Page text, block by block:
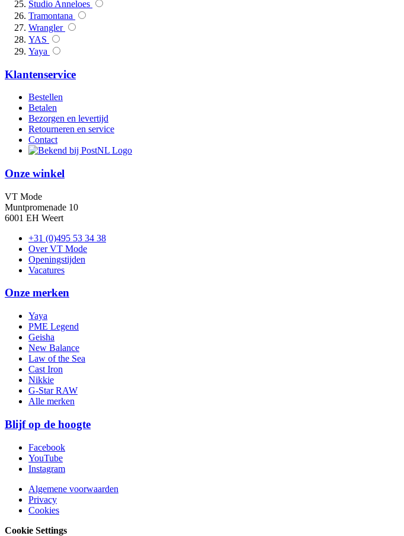
Studio Anneloes
Tramontana
Wrangler
YAS
Yaya
Klantenservice
Bestellen
Betalen
Bezorgen en levertijd
Retourneren en service
Contact
Onze winkel
VT Mode
Muntpromenade 10
6001 EH Weert
+31 (0)495 53 34 38
Over VT Mode
Openingstijden
Vacatures
Onze merken
Yaya
PME Legend
Geisha
New Balance
Law of the Sea
Cast Iron
Nikkie
G-Star RAW
Alle merken
Blijf op de hoogte
Facebook
YouTube
Instagram
Algemene voorwaarden
Privacy
Cookies
Cookie Settings